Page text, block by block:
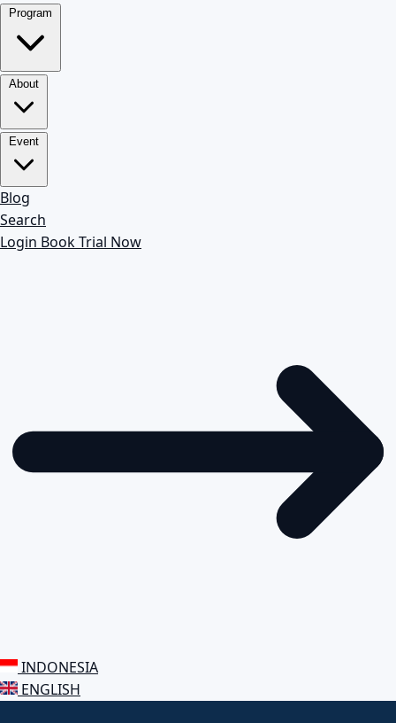
Program
About
Event
Blog
Search
Login Book Trial Now
INDONESIA
ENGLISH